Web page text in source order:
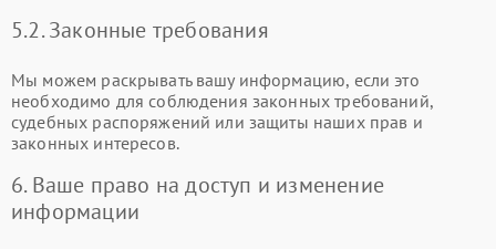
5.2. Законные требования
Мы можем раскрывать вашу информацию, если это
необходимо для соблюдения законных требований,
судебных распоряжений или защиты наших прав и
законных интересов.
6. Ваше право на доступ и изменение
информации